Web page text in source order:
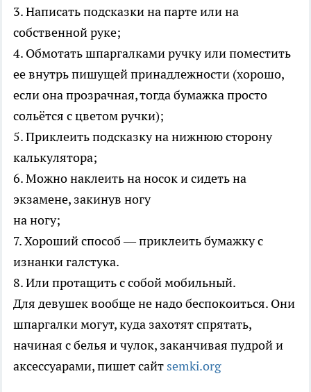
3. Написать подсказки на парте или на
собственной руке;
4. Обмотать шпаргалками ручку или поместить
ее внутрь пишущей принадлежности (хорошо,
если она прозрачная, тогда бумажка просто
сольётся с цветом ручки);
5. Приклеить подсказку на нижнюю сторону
калькулятора;
6. Можно наклеить на носок и сидеть на
экзамене, закинув ногу
на ногу;
7. Хороший способ — приклеить бумажку с
изнанки галстука.
8. Или протащить с собой мобильный.
Для девушек вообще не надо беспокоиться. Они
шпаргалки могут, куда захотят спрятать,
начиная с белья и чулок, заканчивая пудрой и
аксессуарами, пишет сайт semki.org